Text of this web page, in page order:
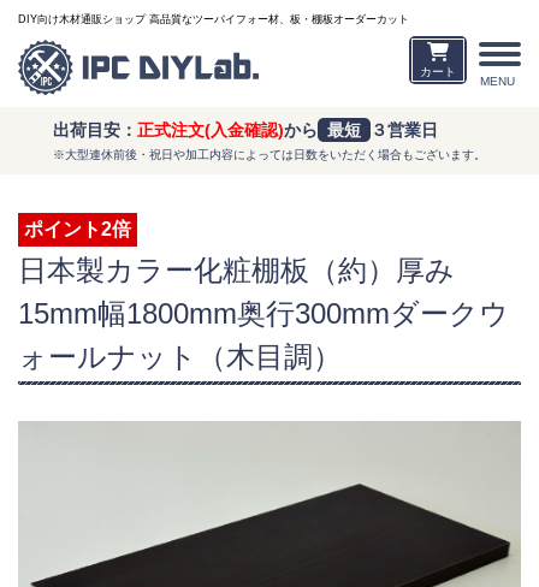
MENU
DIY向け木材通販ショップ 高品質なツーバイフォー材、板・棚板オーダーカット
カート
出荷目安： 正式注文(入金確認)から 最短 ３営業日
※大型連休前後・祝日や加工内容によっては日数をいただく場合もございます。
ポイント2倍
日本製カラー化粧棚板（約）厚み
15mm幅1800mm奥行300mmダークウ
ォールナット（木目調）